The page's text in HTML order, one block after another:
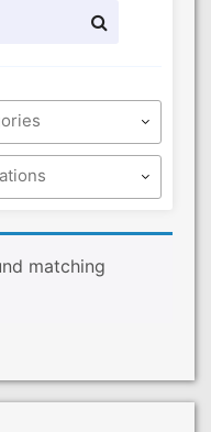
matching